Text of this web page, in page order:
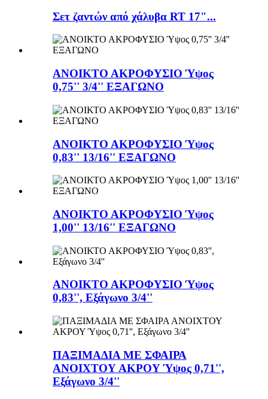
Σετ ζαντών από χάλυβα RT 17"...
ΑΝΟΙΚΤΟ ΑΚΡΟΦΥΣΙΟ Ύψος
0,75'' 3/4'' ΕΞΑΓΩΝΟ
ΑΝΟΙΚΤΟ ΑΚΡΟΦΥΣΙΟ Ύψος
0,83'' 13/16'' ΕΞΑΓΩΝΟ
ΑΝΟΙΚΤΟ ΑΚΡΟΦΥΣΙΟ Ύψος
1,00'' 13/16'' ΕΞΑΓΩΝΟ
ΑΝΟΙΚΤΟ ΑΚΡΟΦΥΣΙΟ Ύψος
0,83'', Εξάγωνο 3/4''
ΠΑΞΙΜΑΔΙΑ ΜΕ ΣΦΑΙΡΑ
ΑΝΟΙΧΤΟΥ ΑΚΡΟΥ Ύψος 0,71'',
Εξάγωνο 3/4''